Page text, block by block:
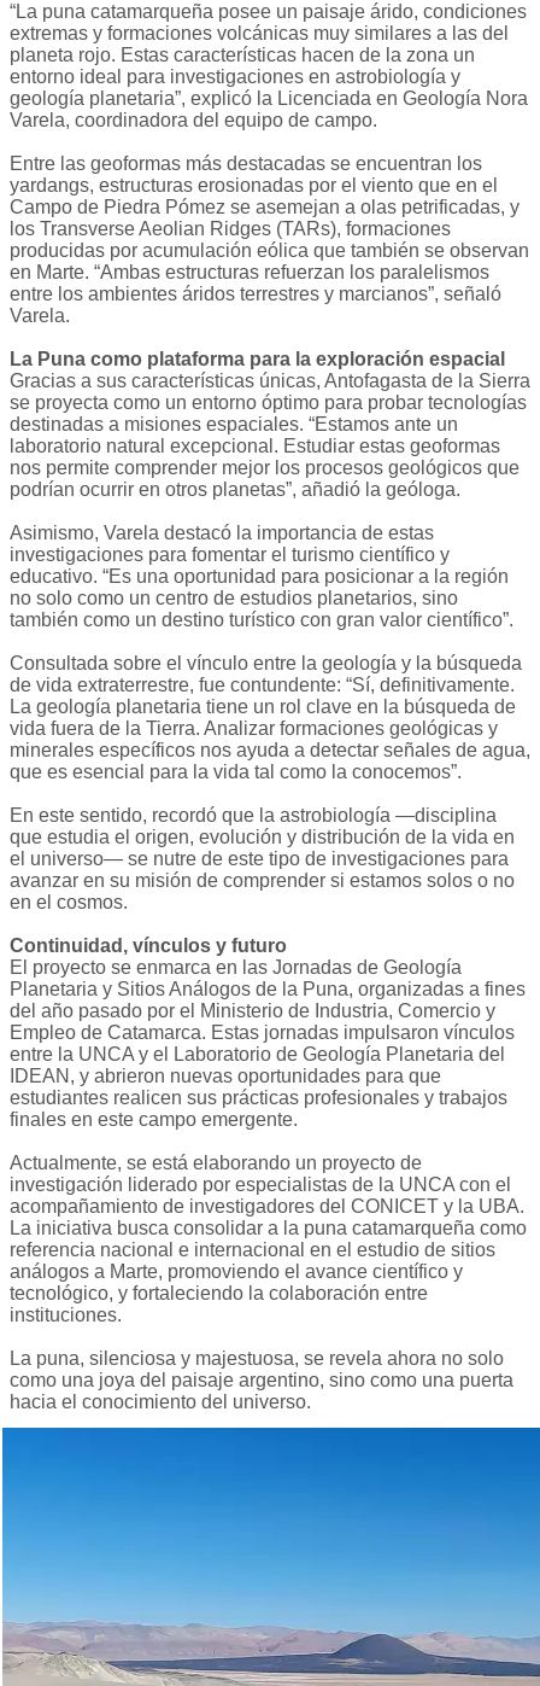
“La puna catamarqueña posee un paisaje árido, condiciones
extremas y formaciones volcánicas muy similares a las del
planeta rojo. Estas características hacen de la zona un
entorno ideal para investigaciones en astrobiología y
geología planetaria”, explicó la Licenciada en Geología Nora
Varela, coordinadora del equipo de campo.
Entre las geoformas más destacadas se encuentran los
yardangs, estructuras erosionadas por el viento que en el
Campo de Piedra Pómez se asemejan a olas petrificadas, y
los Transverse Aeolian Ridges (TARs), formaciones
producidas por acumulación eólica que también se observan
en Marte. “Ambas estructuras refuerzan los paralelismos
entre los ambientes áridos terrestres y marcianos”, señaló
Varela.
La Puna como plataforma para la exploración espacial
Gracias a sus características únicas, Antofagasta de la Sierra
se proyecta como un entorno óptimo para probar tecnologías
destinadas a misiones espaciales. “Estamos ante un
laboratorio natural excepcional. Estudiar estas geoformas
nos permite comprender mejor los procesos geológicos que
podrían ocurrir en otros planetas”, añadió la geóloga.
Asimismo, Varela destacó la importancia de estas
investigaciones para fomentar el turismo científico y
educativo. “Es una oportunidad para posicionar a la región
no solo como un centro de estudios planetarios, sino
también como un destino turístico con gran valor científico”.
Consultada sobre el vínculo entre la geología y la búsqueda
de vida extraterrestre, fue contundente: “Sí, definitivamente.
La geología planetaria tiene un rol clave en la búsqueda de
vida fuera de la Tierra. Analizar formaciones geológicas y
minerales específicos nos ayuda a detectar señales de agua,
que es esencial para la vida tal como la conocemos”.
En este sentido, recordó que la astrobiología —disciplina
que estudia el origen, evolución y distribución de la vida en
el universo— se nutre de este tipo de investigaciones para
avanzar en su misión de comprender si estamos solos o no
en el cosmos.
Continuidad, vínculos y futuro
El proyecto se enmarca en las Jornadas de Geología
Planetaria y Sitios Análogos de la Puna, organizadas a fines
del año pasado por el Ministerio de Industria, Comercio y
Empleo de Catamarca. Estas jornadas impulsaron vínculos
entre la UNCA y el Laboratorio de Geología Planetaria del
IDEAN, y abrieron nuevas oportunidades para que
estudiantes realicen sus prácticas profesionales y trabajos
finales en este campo emergente.
Actualmente, se está elaborando un proyecto de
investigación liderado por especialistas de la UNCA con el
acompañamiento de investigadores del CONICET y la UBA.
La iniciativa busca consolidar a la puna catamarqueña como
referencia nacional e internacional en el estudio de sitios
análogos a Marte, promoviendo el avance científico y
tecnológico, y fortaleciendo la colaboración entre
instituciones.
La puna, silenciosa y majestuosa, se revela ahora no solo
como una joya del paisaje argentino, sino como una puerta
hacia el conocimiento del universo.